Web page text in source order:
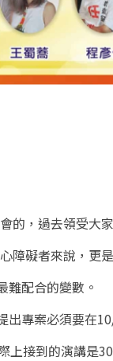
的，過去領受大
障礙者來說，更
難配合的變數。
專案必須要在
上接到的演講是